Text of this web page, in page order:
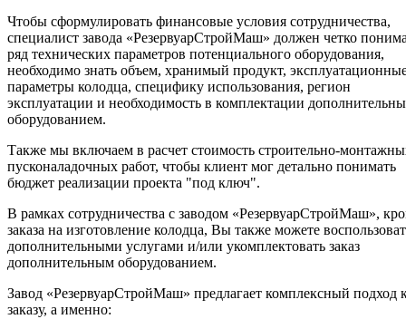
Чтобы сформулировать финансовые условия сотрудничества,
специалист завода «РезервуарСтройМаш» должен четко
ряд технических параметров потенциального оборудования,
необходимо знать объем, хранимый продукт,
параметры колодца, специфику использования, регион
эксплуатации и необходимость в комплектации
оборудованием.
Также мы включаем в расчет стоимость строительно-
пусконаладочных работ, чтобы клиент мог детально понимать
бюджет реализации проекта "под ключ".
В рамках сотрудничества с заводом «РезервуарСтройМаш»,
заказа на изготовление колодца, Вы также можете
дополнительными услугами и/или укомплектовать заказ
дополнительным оборудованием.
Завод «РезервуарСтройМаш» предлагает комплексный подход
заказу, а именно: